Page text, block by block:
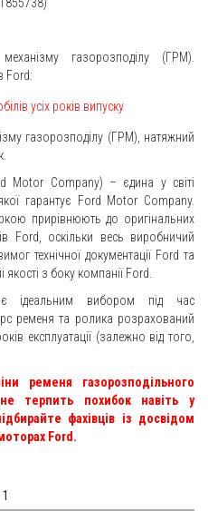
газорозподілу (ГРМ).
Ford:
усіх років випуску
газорозподілу (ГРМ), натяжний
Motor Company) – єдина у світі
гарантує Ford Motor Company.
прирівнюють до оригінальних
Ford, оскільки весь виробничий
технічної документації Ford та
з боку компанії Ford.
ідеальним вибором під час
ременя та ролика розрахований
експлуатації (залежно від того,
ременя газорозподільного
терпить похибок навіть у
фахівців із досвідом
Ford.